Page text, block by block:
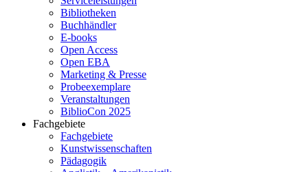
Bibliotheken
Buchhändler
E-books
Open Access
Open EBA
Marketing & Presse
Probeexemplare
Veranstaltungen
BiblioCon 2025
Fachgebiete
Fachgebiete
Kunstwissenschaften
Pädagogik